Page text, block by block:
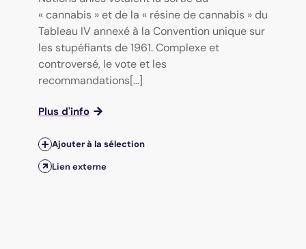
« cannabis » et de la « résine de cannabis » du
Tableau IV annexé à la Convention unique sur
les stupéfiants de 1961. Complexe et
controversé, le vote et les
recommandations[...]
Plus d'info
Ajouter à la sélection
Lien externe